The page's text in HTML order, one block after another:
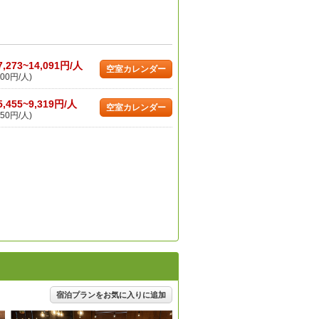
円/人
円/人)
空室カレンダー
円/人
円/人)
空室カレンダー
宿泊プランをお気に入りに追加